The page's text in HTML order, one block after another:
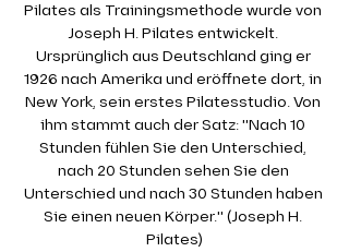
Pilates als Trainingsmethode wurde von
Joseph H. Pilates entwickelt.
Ursprünglich aus Deutschland ging er
1926 nach Amerika und eröffnete dort, in
New York, sein erstes Pilatesstudio. Von
ihm stammt auch der Satz: "Nach 10
Stunden fühlen Sie den Unterschied,
nach 20 Stunden sehen Sie den
Unterschied und nach 30 Stunden haben
Sie einen neuen Körper." (Joseph H.
Pilates)